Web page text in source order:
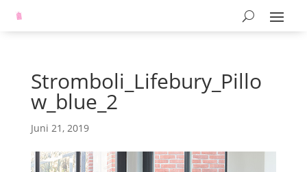
Stromboli_Lifebury_Pillo
w_blue_2
Juni 21, 2019